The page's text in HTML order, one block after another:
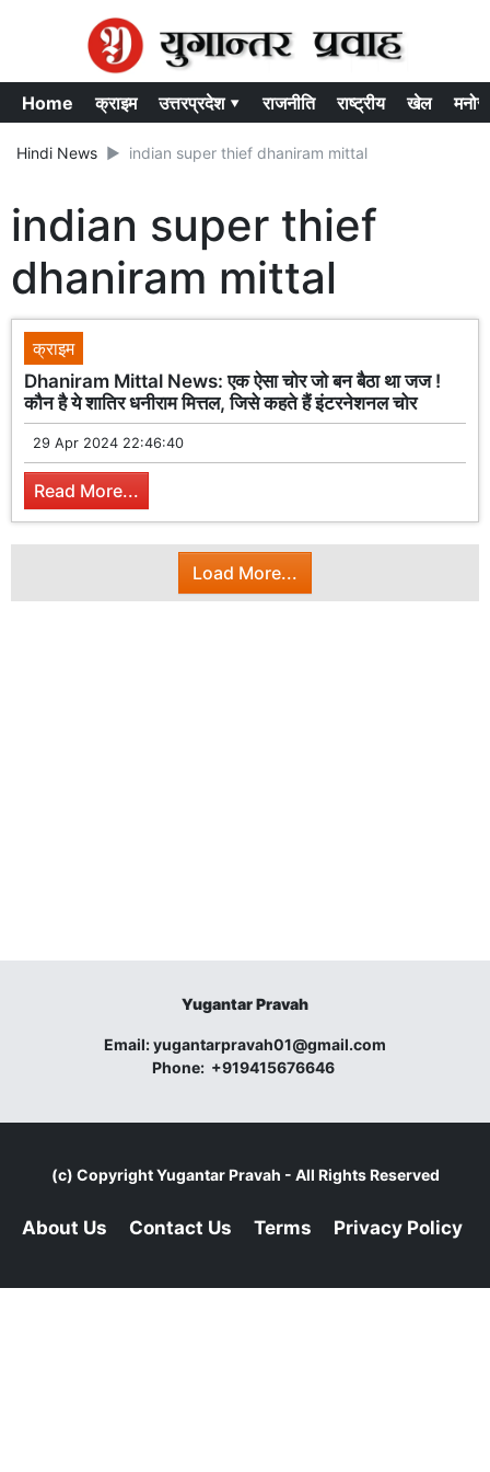
Home क्राइम उत्तरप्रदेश ▾ राजनीति राष्ट्रीय खेल
Hindi News indian super thief dhaniram mittal
indian super thief
dhaniram mittal
क्राइम
Dhaniram Mittal News: एक ऐसा चोर जो बन बैठा था जज !
कौन है ये शातिर धनीराम मित्तल, जिसे कहते हैं इंटरनेशनल चोर
29 Apr 2024 22:46:40
Read More...
Load More...
Yugantar Pravah
Email:yugantarpravah01@gmail.com
Phone: +919415676646
(c) CopyrightYugantar Pravah - All Rights Reserved
About Us Contact Us Terms Privacy Policy